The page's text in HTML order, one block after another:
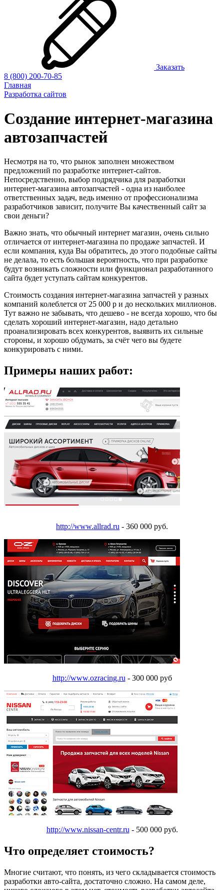
Заказать
8 (800) 200-70-85
Главная
Разработка сайтов
Создание интернет-магазина
автозапчастей
Несмотря на то, что рынок заполнен множеством
предложений по разработке интернет-сайтов.
Непосредственно, выбор подрядчика для разработки
интернет-магазина автозапчастей - одна из наиболее
ответственных задач, ведь именно от профессионализма
разработчиков зависит, получите Вы качественный сайт за
свои деньги?
Важно знать, что обычный интернет магазин, очень сильно
отличается от интернет-магазина по продаже запчастей. И
если компания, куда Вы обратитесь, до этого подобные сайты
не делала, то есть большая вероятность, что при разработке
будут возникать сложности или функционал разработанного
сайта будет уступать сайтам конкурентов.
Стоимость создания интернет-магазина запчастей у разных
компаний колеблется от 25 000 р и до нескольких миллионов.
Тут важно не забывать, что дешево - не всегда хорошо, что бы
сделать хороший интернет-магазин, надо детально
проанализировать всех конкурентов, выявить их сильные
стороны, и хорошо обдумать, за счёт чего вы будете
конкурировать с ними.
Примеры наших работ:
http://www.allrad.ru - 360 000 руб.
http://www.ozracing.ru - 300 000 руб
http://www.nissan-centr.ru - 500 000 руб.
Что определяет стоимость?
Многие считают, что понять, из чего складывается стоимость
разработки авто-сайта, достаточно сложно. На самом деле,